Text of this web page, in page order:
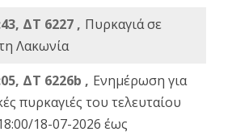
ΔΤ 6227 , Πυρκαγιά σε
Λακωνία
ΔΤ 6226b , Ενημέρωση για
πυρκαγιές του τελευταίου
18-07-2026 έως